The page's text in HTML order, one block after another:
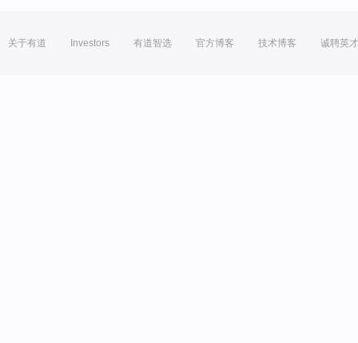
关于有道 Investors 有道智选 官方博客 技术博客 诚聘英才